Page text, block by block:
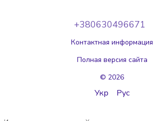
+380630496671
Контактная информация
Полная версия сайта
© 2026
Укр Рус